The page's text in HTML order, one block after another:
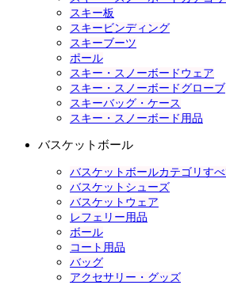
スキー板
スキービンディング
スキーブーツ
ポール
スキー・スノーボードウェア
スキー・スノーボードグローブ
スキーバッグ・ケース
スキー・スノーボード用品
バスケットボール
バスケットボールカテゴリす
バスケットシューズ
バスケットウェア
レフェリー用品
ボール
コート用品
バッグ
アクセサリー・グッズ